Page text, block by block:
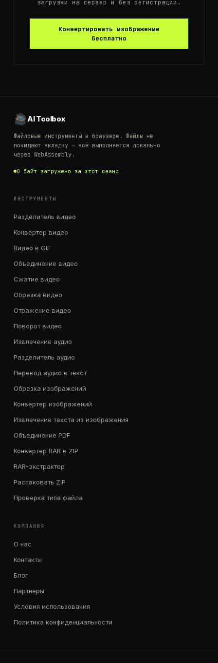
загрузки на сервер и без регистрации.
Конвертировать изображение
бесплатно
AI Toolbox
Файловые инструменты в браузере. Файлы не
покидают вкладку — всё выполняется локально
через WebAssembly.
0 байт загружено за этот сеанс
ИНСТРУМЕНТЫ
Разделитель видео
Конвертер видео
Видео в GIF
Объединение видео
Сжатие видео
Обрезка видео
Отражение видео
Поворот видео
Извлечение аудио
Разделитель аудио
Перевод аудио в текст
Обрезка изображений
Конвертер изображений
Извлечение текста из изображения
Объединение PDF
Конвертер RAR в ZIP
RAR-экстрактор
Распаковать ZIP
Проверка типа файла
КОМПАНИЯ
О нас
Контакты
Блог
Партнёры
Условия использования
Политика конфиденциальности